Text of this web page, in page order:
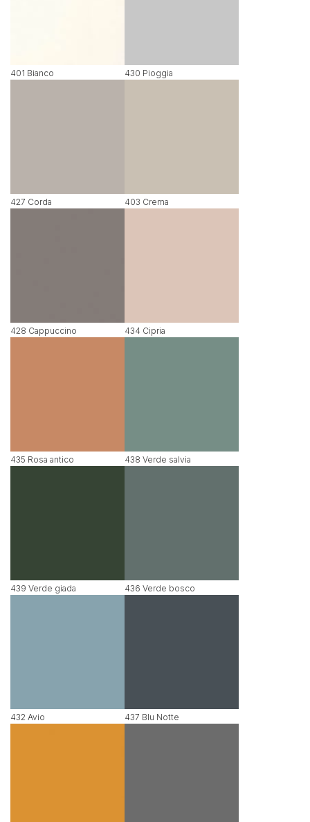
401 Bianco 430 Pioggia
427 Corda 403 Crema
428 Cappuccino 434 Cipria
435 Rosa antico 438 Verde salvia
439 Verde giada 436 Verde bosco
432 Avio 437 Blu Notte